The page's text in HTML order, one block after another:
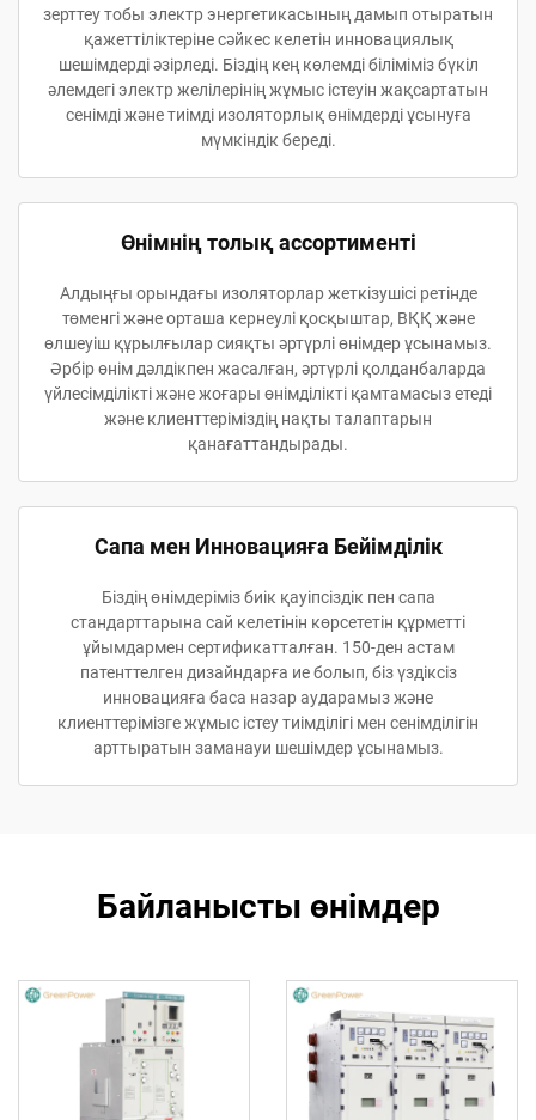
зерттеу тобы электр энергетикасының дамып отыратын
қажеттіліктеріне сәйкес келетін инновациялық
шешімдерді әзірледі. Біздің кең көлемді біліміміз бүкіл
әлемдегі электр желілерінің жұмыс істеуін жақсартатын
сенімді және тиімді изоляторлық өнімдерді ұсынуға
мүмкіндік береді.
Өнімнің толық ассортименті
Алдыңғы орындағы изоляторлар жеткізушісі ретінде
төменгі және орташа кернеулі қосқыштар, ВҚҚ және
өлшеуіш құрылғылар сияқты әртүрлі өнімдер ұсынамыз.
Әрбір өнім дәлдікпен жасалған, әртүрлі қолданбаларда
үйлесімділікті және жоғары өнімділікті қамтамасыз етеді
және клиенттеріміздің нақты талаптарын
қанағаттандырады.
Сапа мен Инновацияға Бейімділік
Біздің өнімдеріміз биік қауіпсіздік пен сапа
стандарттарына сай келетінін көрсететін құрметті
ұйымдармен сертификатталған. 150-ден астам
патенттелген дизайндарға ие болып, біз үздіксіз
инновацияға баса назар аударамыз және
клиенттерімізге жұмыс істеу тиімділігі мен сенімділігін
арттыратын заманауи шешімдер ұсынамыз.
Байланысты өнімдер